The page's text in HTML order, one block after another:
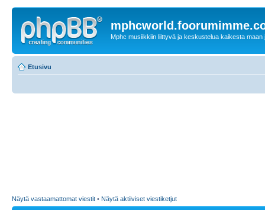
Mphc musiikkiin liittyvä ja keskustelua kaikesta maan
Etusivu
Näytä vastaamattomat viestit • Näytä aktiiviset viestiketjut